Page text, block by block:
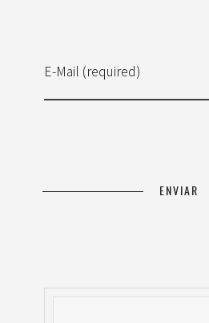
E-Mail (required)